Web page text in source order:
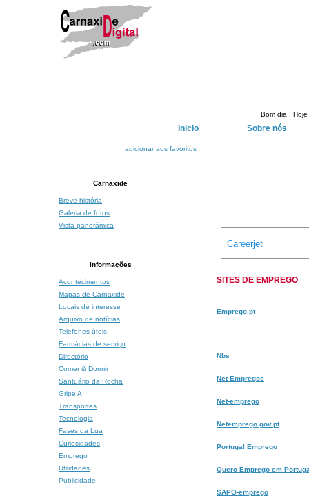
Bom dia !
Inicio Sobre nós
adicionar aos favoritos
Carnaxide
Breve história
Galeria de fotos
Vista panorâmica
Informações
Acontecimentos
Mapas de Carnaxide
Locais de interesse
Arquivo de notícias
Telefones úteis
Farmácias de serviço
Directório
Comer & Dormir
Santuário da Rocha
Gripe A
Transportes
Tecnologia
Fases da Lua
Curiosidades
Emprego
Utilidades
Publicidade
Careerjet
SITES DE EMPREGO
Emprego.pt
Nbs
Net Empregos
Net-emprego
Netemprego.gov.pt
Portugal Emprego
Quero Emprego em
SAPO-emprego